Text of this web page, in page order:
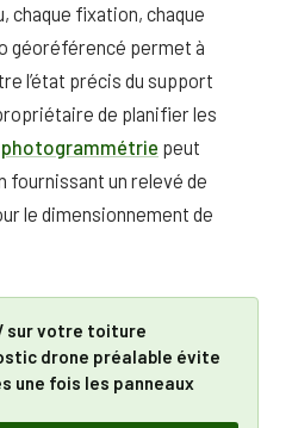
chaque fixation, chaque
géoréférencé permet à
l’état précis du support
de planifier les
photogrammétrie peut
fournissant un relevé de
le dimensionnement de
sur votre toiture
drone préalable évite
une fois les panneaux